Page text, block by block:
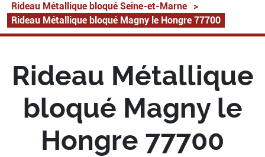
Rideau Métallique bloqué Seine-et-Marne
>
Rideau Métallique bloqué Magny le Hongre 77700
Rideau Métallique
bloqué Magny le
Hongre 77700